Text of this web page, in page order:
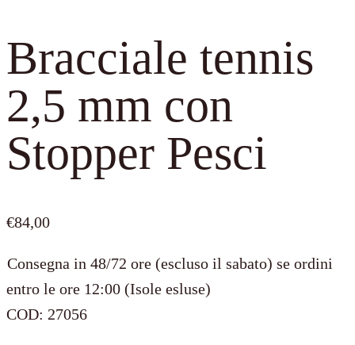
Bracciale tennis
2,5 mm con
Stopper Pesci
€84,00
Consegna in 48/72 ore (escluso il sabato) se ordini
entro le ore 12:00 (Isole esluse)
COD: 27056